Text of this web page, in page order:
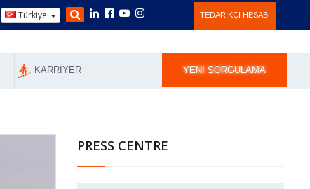
Türkiye TEDARIKÇI HESABI
KARRIYER YENI SORGULAMA
PRESS CENTRE